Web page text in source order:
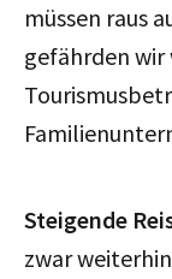
müssen raus
gefährden wir
Steigende
zwar